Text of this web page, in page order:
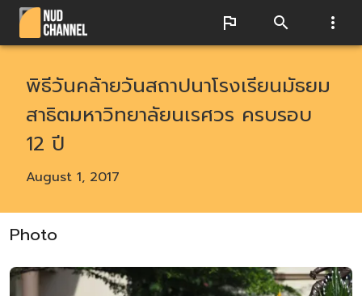
พิธีวันคล้ายวันสถาปนาโรงเรียนมัธยม
สาธิตมหาวิทยาลัยนเรศวร ครบรอบ
12 ปี
August 1, 2017
Photo